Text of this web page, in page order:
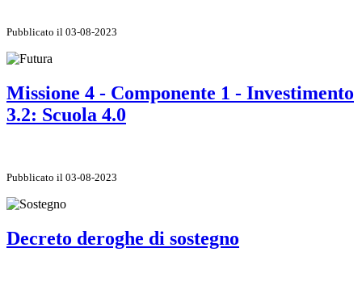
Pubblicato il 03-08-2023
Missione 4 - Componente 1 - Investimento
3.2: Scuola 4.0
Pubblicato il 03-08-2023
Decreto deroghe di sostegno